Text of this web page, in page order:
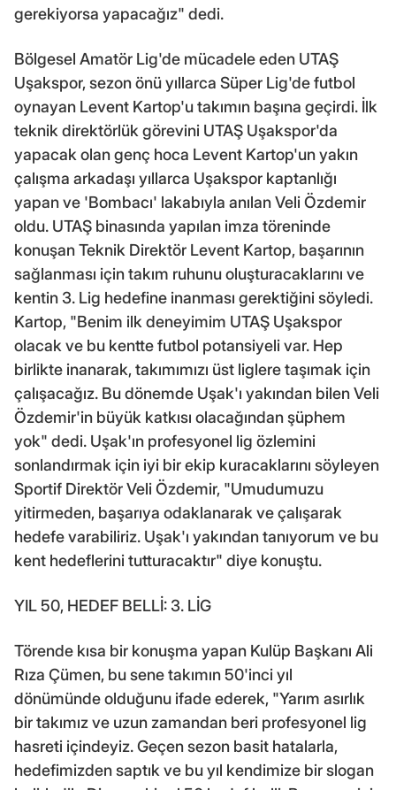
gerekiyorsa yapacağız" dedi.
Bölgesel Amatör Lig'de mücadele eden UTAŞ
Uşakspor, sezon önü yıllarca Süper Lig'de futbol
oynayan Levent Kartop'u takımın başına geçirdi. İlk
teknik direktörlük görevini UTAŞ Uşakspor'da
yapacak olan genç hoca Levent Kartop'un yakın
çalışma arkadaşı yıllarca Uşakspor kaptanlığı
yapan ve 'Bombacı' lakabıyla anılan Veli Özdemir
oldu. UTAŞ binasında yapılan imza töreninde
konuşan Teknik Direktör Levent Kartop, başarının
sağlanması için takım ruhunu oluşturacaklarını ve
kentin 3. Lig hedefine inanması gerektiğini söyledi.
Kartop, "Benim ilk deneyimim UTAŞ Uşakspor
olacak ve bu kentte futbol potansiyeli var. Hep
birlikte inanarak, takımımızı üst liglere taşımak için
çalışacağız. Bu dönemde Uşak'ı yakından bilen Veli
Özdemir'in büyük katkısı olacağından şüphem
yok" dedi. Uşak'ın profesyonel lig özlemini
sonlandırmak için iyi bir ekip kuracaklarını söyleyen
Sportif Direktör Veli Özdemir, "Umudumuzu
yitirmeden, başarıya odaklanarak ve çalışarak
hedefe varabiliriz. Uşak'ı yakından tanıyorum ve bu
kent hedeflerini tutturacaktır" diye konuştu.
YIL 50, HEDEF BELLİ: 3. LİG
Törende kısa bir konuşma yapan Kulüp Başkanı Ali
Rıza Çümen, bu sene takımın 50'inci yıl
dönümünde olduğunu ifade ederek, "Yarım asırlık
bir takımız ve uzun zamandan beri profesyonel lig
hasreti içindeyiz. Geçen sezon basit hatalarla,
hedefimizden saptık ve bu yıl kendimize bir slogan